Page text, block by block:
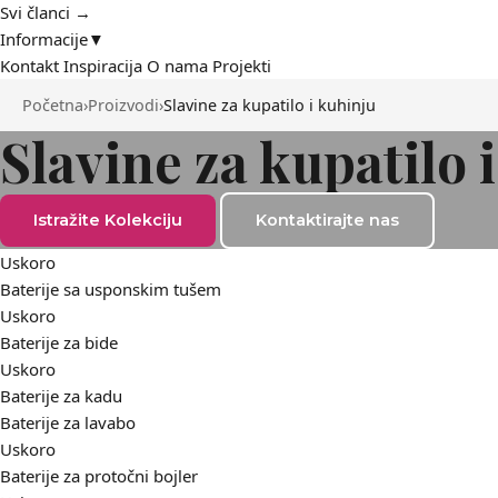
Svi članci →
Informacije▼
Kontakt Inspiracija O nama Projekti
Početna›Proizvodi›Slavine za kupatilo i kuhinju
Slavine za kupatilo
Istražite Kolekciju Kontaktirajte nas
Uskoro
Baterije sa usponskim tušem
Uskoro
Baterije za bide
Uskoro
Baterije za kadu
Baterije za lavabo
Uskoro
Baterije za protočni bojler